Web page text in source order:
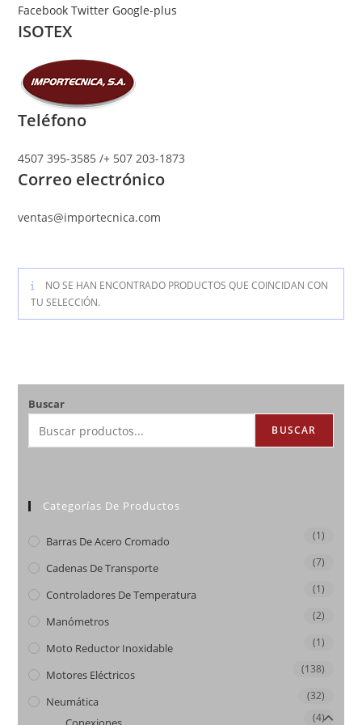
FacebookTwitter Google-plus
ISOTEX
Teléfono
4507 395-3585 /+ 507 203-1873
Correo electrónico
ventas@importecnica.com
NO SE HAN ENCONTRADO PRODUCTOS QUE COINCIDAN CON
TU SELECCIÓN.
Buscar
BUSCAR
Categorías De Productos
Barras De Acero Cromado (1)
Cadenas De Transporte (7)
Controladores De Temperatura (1)
Manómetros (2)
Moto Reductor Inoxidable (1)
Motores Eléctricos (138)
Neumática (32)
(4)